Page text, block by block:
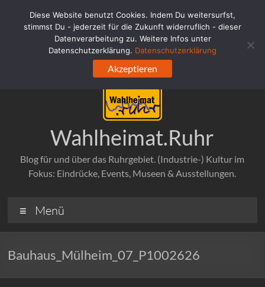
springen
Wahlheimat.Ruhr
Blog für und über das Ruhrgebiet. (Industrie-) Kultur im
Fokus: Eindrücke, Events, Museen & Ausstellungen.
Menü
Bauhaus_Mülheim_07_P1002626
Diese Website benutzt Cookies. Indem Du weitersurfst,
stimmst Du - jederzeit für die Zukunft widerruflich - dieser
Datenverarbeitung zu. Weitere Infos unter
Datenschutzerklärung. Datenschutzerklärung
Akzeptieren